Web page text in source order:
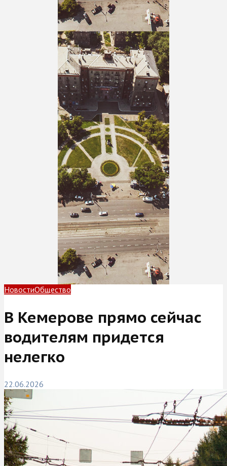
НовостиОбщество
В Кемерове прямо сейчас
водителям придется
нелегко
22.06.2026